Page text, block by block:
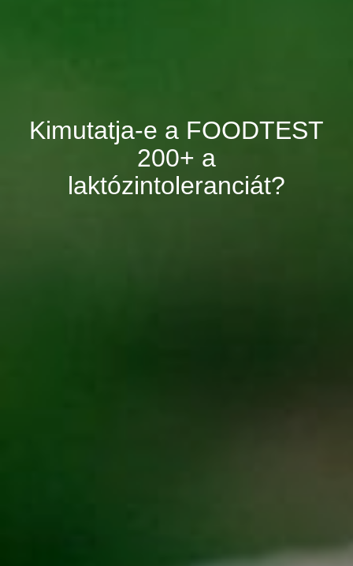
Kimutatja-e a FOODTEST
200+ a
laktózintoleranciát?